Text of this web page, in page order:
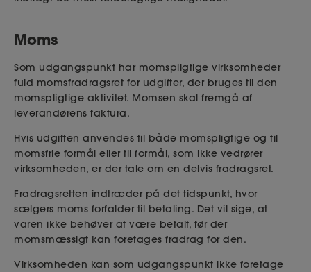
Moms
Som udgangspunkt har momspligtige virksomheder
fuld momsfradragsret for udgifter, der bruges til den
momspligtige aktivitet. Momsen skal fremgå af
leverandørens faktura.
Hvis udgiften anvendes til både momspligtige og til
momsfrie formål eller til formål, som ikke vedrører
virksomheden, er der tale om en delvis fradragsret.
Fradragsretten indtræder på det tidspunkt, hvor
sælgers moms forfalder til betaling. Det vil sige, at
varen ikke behøver at være betalt, før der
momsmæssigt kan foretages fradrag for den.
Virksomheden kan som udgangspunkt ikke foretage